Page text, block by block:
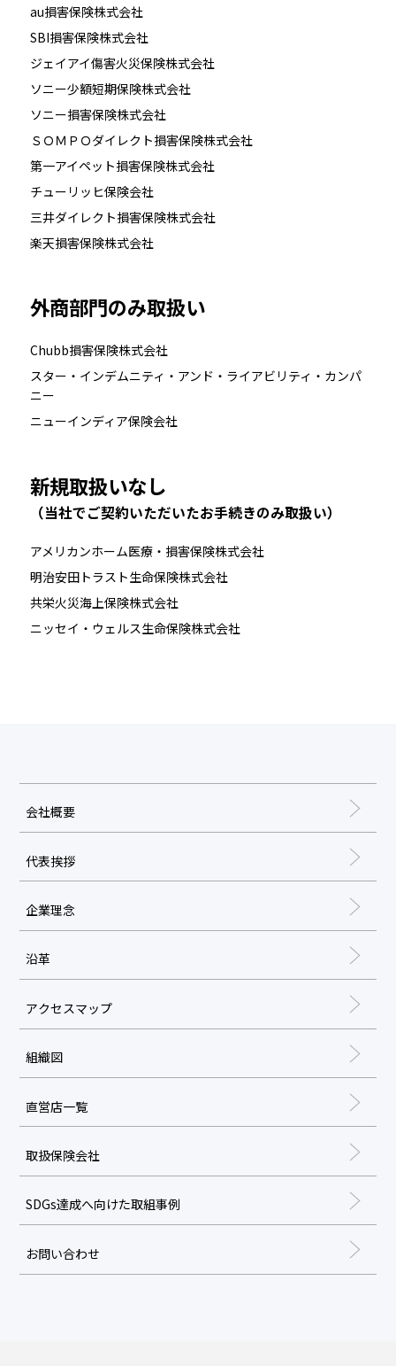
au損害保険株式会社
SBI損害保険株式会社
ジェイアイ傷害火災保険株式会社
ソニー少額短期保険株式会社
ソニー損害保険株式会社
ＳＯＭＰＯダイレクト損害保険株式会社
第一アイペット損害保険株式会社
チューリッヒ保険会社
三井ダイレクト損害保険株式会社
楽天損害保険株式会社
外商部門のみ取扱い
Chubb損害保険株式会社
スター・インデムニティ・アンド・ライアビリティ・カンパ
ニー
ニューインディア保険会社
新規取扱いなし
（当社でご契約いただいたお手続きのみ取扱い）
アメリカンホーム医療・損害保険株式会社
明治安田トラスト生命保険株式会社
共栄火災海上保険株式会社
ニッセイ・ウェルス生命保険株式会社
会社概要
代表挨拶
企業理念
沿革
アクセスマップ
組織図
直営店一覧
取扱保険会社
SDGs達成へ向けた取組事例
お問い合わせ